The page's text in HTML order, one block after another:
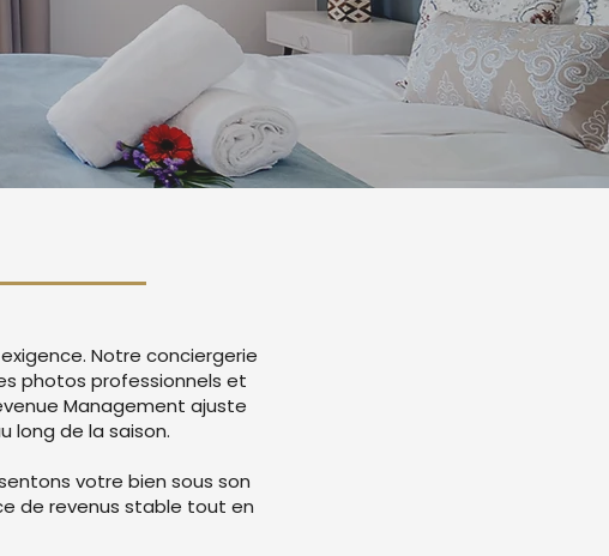
Notre conciergerie
photos professionnels et
Management ajuste
long de la saison.
votre bien sous son
de revenus stable tout en